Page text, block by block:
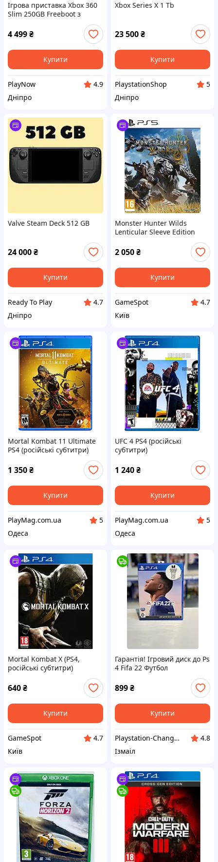
Ігрова приставка Xbox 360
Slim 250GB Freeboot з
іграми Б/У чорна консоль
Wi-Fi HDMI бездротовий
геймпад недорого з
гарантією
4 499₴
Купити
PlayNow
4.9
Дніпро
Xbox Series X 1 Tb
23 500₴
Купити
PlaystationShop
5
Дніпро
Valve Steam Deck 512 GB
24 000₴
Купити
Ready To Play
4.7
Дніпро
Monster Hunter Wilds
Lenticular Sleeve Edition
2 050₴
Купити
GameSpot
4.7
Київ
Mortal Kombat 11 Ultimate
PS4 (російські субтитри)
1 350₴
Купити
PlayMag.com.ua
5
Одеса
UFC 4 PS4 (російські
субтитри)
1 240₴
Купити
PlayMag.com.ua
5
Одеса
Mortal Kombat X (PS4,
російські субтитри)
640₴
Купити
GameSpot
4.7
Київ
Гарантія! Ігровий диск до Ps
4 Fifa 22 Футбол
899₴
Купити
Playstation-Change ігрові приставки,та аксесуари
4.8
Ізмаіл